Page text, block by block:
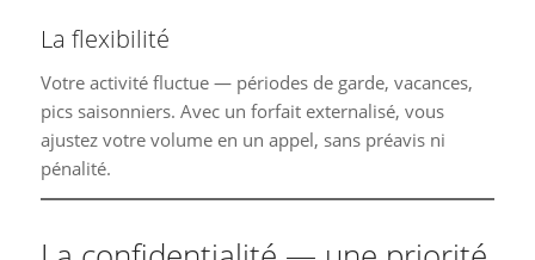
La flexibilité
Votre activité fluctue — périodes de garde, vacances,
pics saisonniers. Avec un forfait externalisé, vous
ajustez votre volume en un appel, sans préavis ni
pénalité.